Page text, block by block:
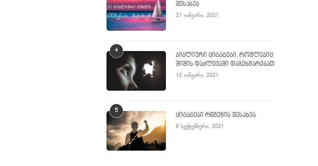
შესახებ
21 იანვარი, 2021
4
ბიბლიური ციტატები, რომლებიც
შიშის დაძლევაში დაგეხმარებათ
12 იანვარი, 2021
5
ციტატები რწმენის შესახებ
6 სექტემბერი, 2021